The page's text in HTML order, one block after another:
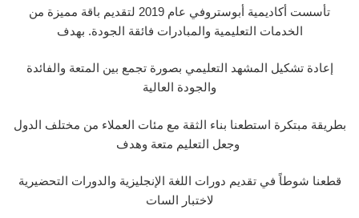
تأسست أكاديمية أبوستروفي عام 2019 لتقديم باقة مميزة من
الخدمات التعليمية والمبادرات فائقة الجودة. بهدف
إعادة تشكيل المشهد التعليمي بصورة تجمع بين المتعة والفائدة
والجودة العالية
بطريقة مبتكرة استطعنا بناء الثقة مع مئات العملاء من مختلف الدول
قطعنا شوطاً في تقديم دورات اللغة الإنجليزية والدورات التحضيرية
لاختبار السات